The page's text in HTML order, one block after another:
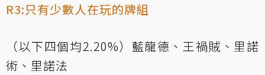
R3:只有少數人在玩的牌組
（以下四個均2.20%）藍龍德、王禍賊、里諾
術、里諾法